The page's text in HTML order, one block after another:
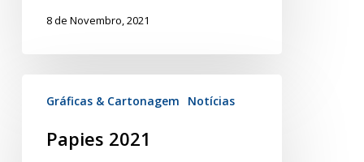
8 de Novembro, 2021
Gráficas & Cartonagem Notícias
Papies 2021